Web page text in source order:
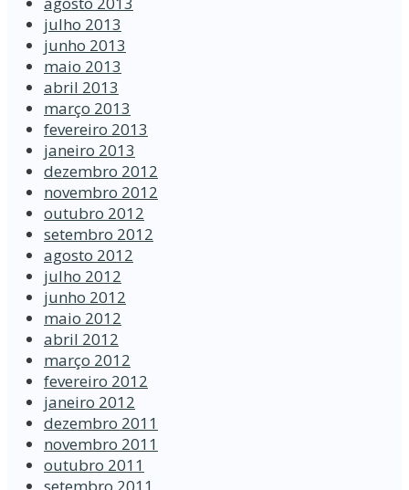
julho 2013
junho 2013
maio 2013
abril 2013
março 2013
fevereiro 2013
janeiro 2013
dezembro 2012
novembro 2012
outubro 2012
setembro 2012
agosto 2012
julho 2012
junho 2012
maio 2012
abril 2012
março 2012
fevereiro 2012
janeiro 2012
dezembro 2011
novembro 2011
outubro 2011
setembro 2011